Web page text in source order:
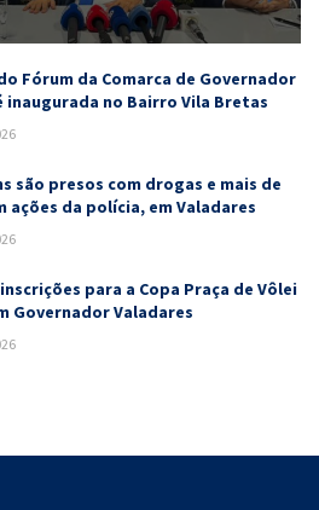
Fórum da Comarca de Governador
inaugurada no Bairro Vila Bretas
são presos com drogas e mais de
ações da polícia, em Valadares
para a Copa Praça de Vôlei
Governador Valadares